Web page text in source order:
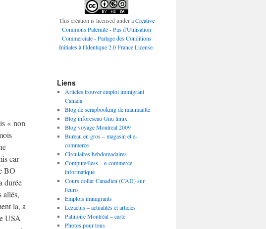
« non
car
BO
durée
allés,
la, a
USA
This création is licensed under aCreative
Commons Paternité - Pas d'Utilisation
Commerciale - Partage des Conditions
Initiales à l'Identique 2.0 France License.
Liens
Articles trouver emploi immigrant
Canada
Blog de scrapbooking de maumautte
Blog inforeseau Gnu linux
Blog voyage Montreal 2009
Bureau en gros – magasin et e-
commerce
Circulaires hebdomadaires
Compute4less – e-commerce
informatique
Cours dollar Canadien (CAD) sur
l'euro
Emplois immigrants
Lezactus – actualités et articles
Patinoire Montréal – carte
Photos pour tous